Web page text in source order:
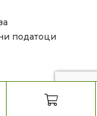
податоци